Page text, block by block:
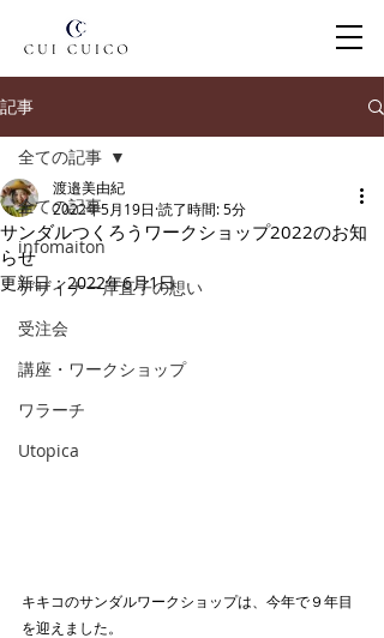
記事
全ての記事
infomaiton
デザイナー岸直子の想い
受注会
講座・ワークショップ
ワラーチ
Utopica
全ての記事
サンダルつくろうワークショップ2022のお知
らせ
渡邉美由紀
2022年5月19日 読了時間: 5分
更新日：2022年6月1日
キキコのサンダルワークショップは、今年で９年目
を迎えました。